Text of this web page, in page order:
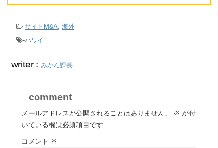
-サイトM&A, 海外
-ハワイ
writer : みかん課長
comment
メールアドレスが公開されることはありません。 ※ が付
いている欄は必須項目です
コメント ※